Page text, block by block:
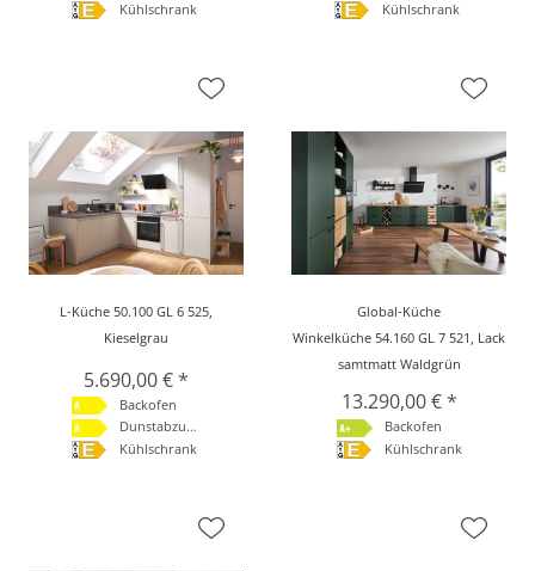
Kühlschrank
Kühlschrank
L-Küche 50.100 GL 6 525,
Kieselgrau
5.690,00 € *
Backofen
Dunstabzugshaube
Kühlschrank
Global-Küche
Winkelküche 54.160 GL 7 521, Lack
samtmatt Waldgrün
13.290,00 € *
Backofen
Kühlschrank